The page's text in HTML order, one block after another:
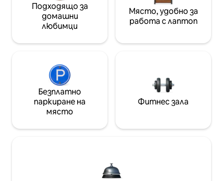
Подходящо за
домашни
любимци
Място, удобно за
работа с лаптоп
Безплатно
паркиране на
място
Фитнес зала